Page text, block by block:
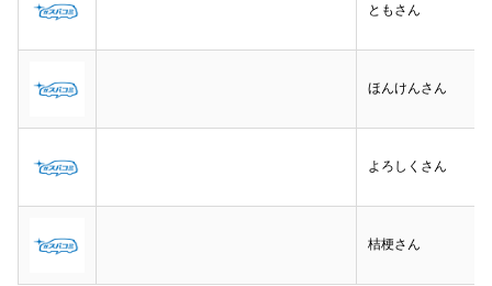
ともさん
ほんけんさん
よろしくさん
桔梗さん